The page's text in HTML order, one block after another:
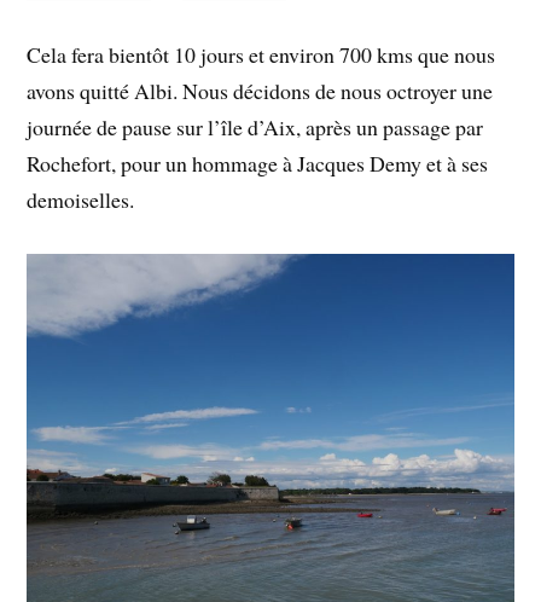
Cela fera bientôt 10 jours et environ 700 kms que nous
avons quitté Albi. Nous décidons de nous octroyer une
journée de pause sur l’île d’Aix, après un passage par
Rochefort, pour un hommage à Jacques Demy et à ses
demoiselles.